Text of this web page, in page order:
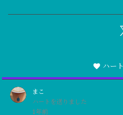
ハート
まこ
ハートを送りました
1年前